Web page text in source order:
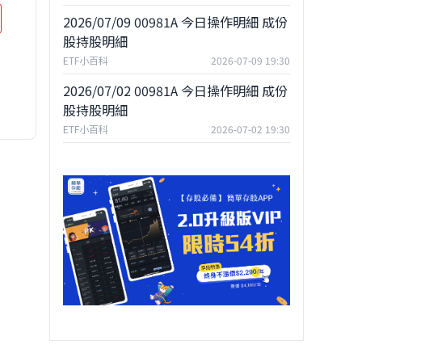
2026/07/09 00981A 今日操作明細 成份
股持股明細
ETF小百科 2026-07-09 19:30
2026/07/02 00981A 今日操作明細 成份
股持股明細
ETF小百科 2026-07-02 19:30